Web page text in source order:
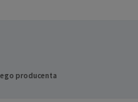
producenta